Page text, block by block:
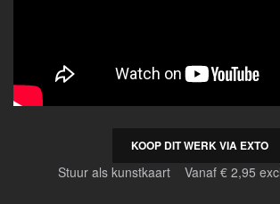
KOOP DIT WERK VIA EXTO
Stuur als kunstkaart Vanaf € 2,95